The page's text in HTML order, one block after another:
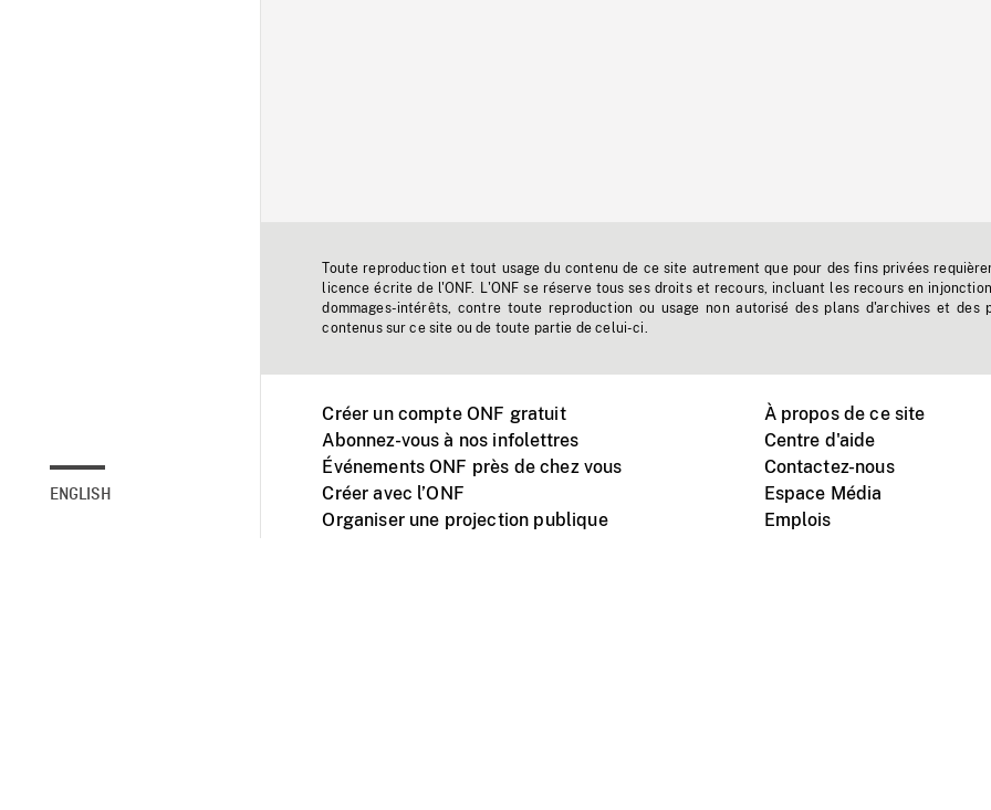
ENGLISH
Toute reproduction et tout usage du contenu de ce site autrement que pour des fins privées
licence écrite de l'ONF. L'ONF se réserve tous ses droits et recours, incluant les recours en
dommages-intérêts, contre toute reproduction ou usage non autorisé des plans d'archives et des
contenus sur ce site ou de toute partie de celui-ci.
Créer un compte ONF gratuit
Abonnez-vous à nos infolettres
Événements ONF près de chez vous
Créer avec l’ONF
Organiser une projection publique
À propos de ce site
Centre d'aide
Contactez-nous
Espace Média
Emplois